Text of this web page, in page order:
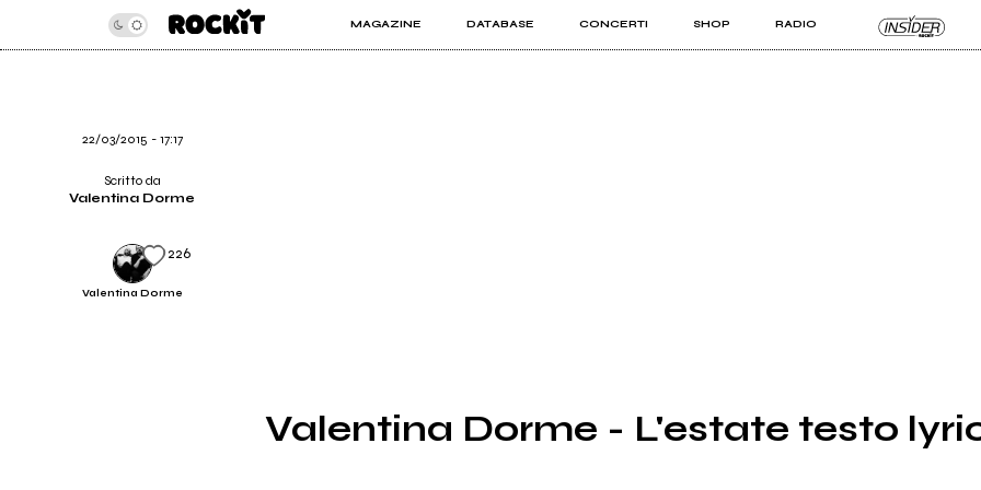
MAGAZINE DATABASE CONCERTI SHOP RADIO
INSIDER ROCKIT PRO
Valentina Dorme - L'estate testo
22/03/2015 - 17:17
Scritto da
Valentina Dorme
Valentina Dorme
226